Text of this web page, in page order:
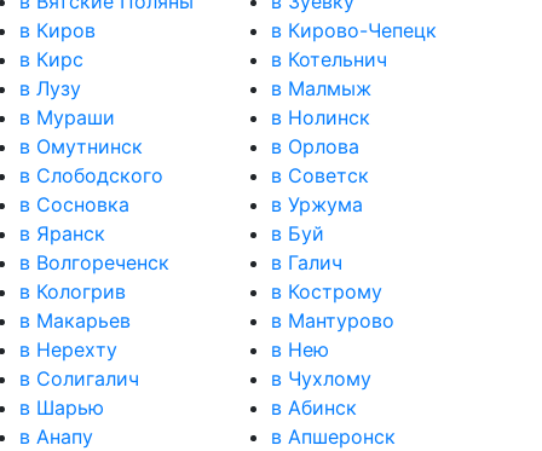
в Киров
в Кирово-Чепецк
в Кирс
в Котельнич
в Лузу
в Малмыж
в Мураши
в Нолинск
в Омутнинск
в Орлова
в Слободского
в Советск
в Сосновка
в Уржума
в Яранск
в Буй
в Волгореченск
в Галич
в Кологрив
в Кострому
в Макарьев
в Мантурово
в Нерехту
в Нею
в Солигалич
в Чухлому
в Шарью
в Абинск
в Анапу
в Апшеронск